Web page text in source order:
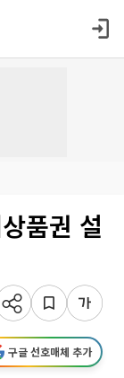
품권 설
구글 선호매체 추가